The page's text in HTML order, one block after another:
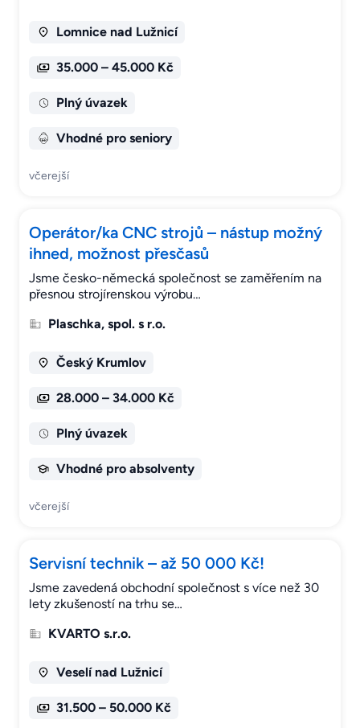
Lomnice nad Lužnicí
35.000 – 45.000 Kč
Plný úvazek
Vhodné pro seniory
včerejší
Operátor/ka CNC strojů – nástup možný
ihned, možnost přesčasů
Jsme česko-německá společnost se zaměřením na
přesnou strojírenskou výrobu…
Plaschka, spol. s r.o.
Český Krumlov
28.000 – 34.000 Kč
Plný úvazek
Vhodné pro absolventy
včerejší
Servisní technik – až 50 000 Kč!
Jsme zavedená obchodní společnost s více než 30
lety zkušeností na trhu se…
KVARTO s.r.o.
Veselí nad Lužnicí
31.500 – 50.000 Kč